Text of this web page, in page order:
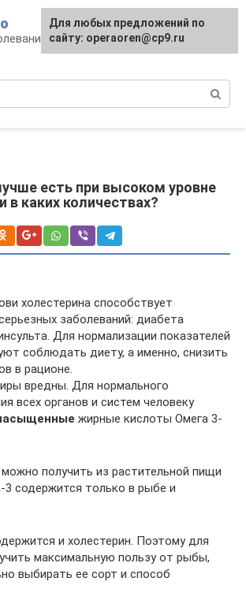
сосудов и сердца,
есть при высоком уровне
в каких количествах?
холестерина способствует
заболеваний: диабета
Для нормализации показателей
соблюдать диету, а именно, снизить
в рационе.
вредны. Для нормального
всех органов и систем человеку
жирные кислоты Омега 3-
получить из растительной пищи
3 содержится только в рыбе и
и холестерин. Поэтому для
максимальную пользу от рыбы,
выбирать ее сорт и способ
Для любых предложений по
сайту: operaoren@cp9.ru